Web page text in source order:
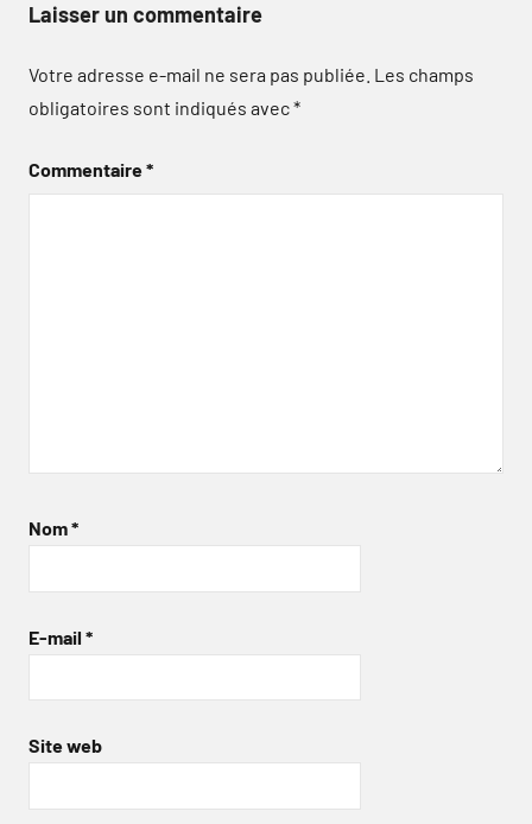
Laisser un commentaire
Votre adresse e-mail ne sera pas publiée. Les champs
obligatoires sont indiqués avec*
Commentaire*
Nom*
E-mail *
Site web